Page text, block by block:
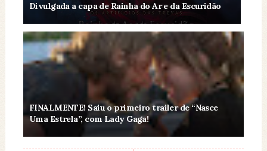
Divulgada a capa de Rainha do Ar e da Escuridão
FINALMENTE! Saiu o primeiro trailer de “Nasce
Uma Estrela”, com Lady Gaga!